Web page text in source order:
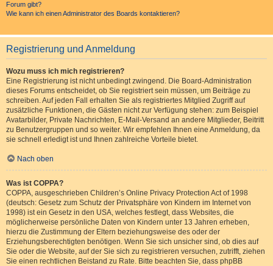
Forum gibt?
Wie kann ich einen Administrator des Boards kontaktieren?
Registrierung und Anmeldung
Wozu muss ich mich registrieren?
Eine Registrierung ist nicht unbedingt zwingend. Die Board-Administration
dieses Forums entscheidet, ob Sie registriert sein müssen, um Beiträge zu
schreiben. Auf jeden Fall erhalten Sie als registriertes Mitglied Zugriff auf
zusätzliche Funktionen, die Gästen nicht zur Verfügung stehen: zum Beispiel
Avatarbilder, Private Nachrichten, E-Mail-Versand an andere Mitglieder, Beitritt
zu Benutzergruppen und so weiter. Wir empfehlen Ihnen eine Anmeldung, da
sie schnell erledigt ist und Ihnen zahlreiche Vorteile bietet.
Nach oben
Was ist COPPA?
COPPA, ausgeschrieben Children’s Online Privacy Protection Act of 1998
(deutsch: Gesetz zum Schutz der Privatsphäre von Kindern im Internet von
1998) ist ein Gesetz in den USA, welches festlegt, dass Websites, die
möglicherweise persönliche Daten von Kindern unter 13 Jahren erheben,
hierzu die Zustimmung der Eltern beziehungsweise des oder der
Erziehungsberechtigten benötigen. Wenn Sie sich unsicher sind, ob dies auf
Sie oder die Website, auf der Sie sich zu registrieren versuchen, zutrifft, ziehen
Sie einen rechtlichen Beistand zu Rate. Bitte beachten Sie, dass phpBB